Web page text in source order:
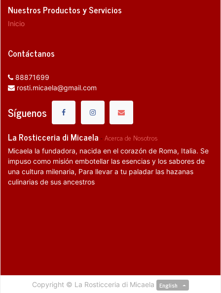
Nuestros Productos y Servicios
Inicio
Contáctanos
88871699
rosti.micaela@gmail.com
Síguenos
La Rosticceria di Micaela -Acerca de Nosotros
Micaela la fundadora, nacida en el corazón de Roma, Italia. Se
impuso como misión embotellar las esencias y los sabores de
una cultura milenaria, Para llevar a tu paladar las hazanas
culinarias de sus ancestros
Copyright © La Rosticceria di Micaela English